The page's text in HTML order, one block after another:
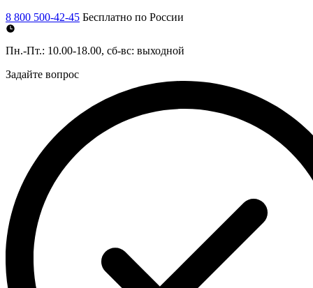
8 800 500-42-45 Бесплатно по России
Пн.-Пт.: 10.00-18.00, сб-вс: выходной
Задайте вопрос